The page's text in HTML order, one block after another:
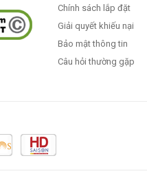
Chính sách lắp đặt
Giải quyết khiếu nại
Bảo mật thông tin
Câu hỏi thường gặp